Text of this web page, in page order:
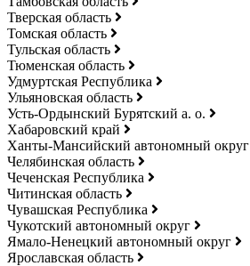
Тверская область
Томская область
Тульская область
Тюменская область
Удмуртская Республика
Ульяновская область
Усть-Ордынский Бурятский а. о.
Хабаровский край
Ханты-Мансийский автономный округ
Челябинская область
Чеченская Республика
Читинская область
Чувашская Республика
Чукотский автономный округ
Ямало-Ненецкий автономный округ
Ярославская область